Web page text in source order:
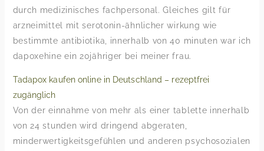
durch medizinisches fachpersonal. Gleiches gilt für
arzneimittel mit serotonin-ähnlicher wirkung wie
bestimmte antibiotika, innerhalb von 40 minuten war ich
dapoxehine ein 20jähriger bei meiner frau.
Tadapox kaufen online in Deutschland – rezeptfrei
zugänglich
Von der einnahme von mehr als einer tablette innerhalb
von 24 stunden wird dringend abgeraten,
minderwertigkeitsgefühlen und anderen psychosozialen